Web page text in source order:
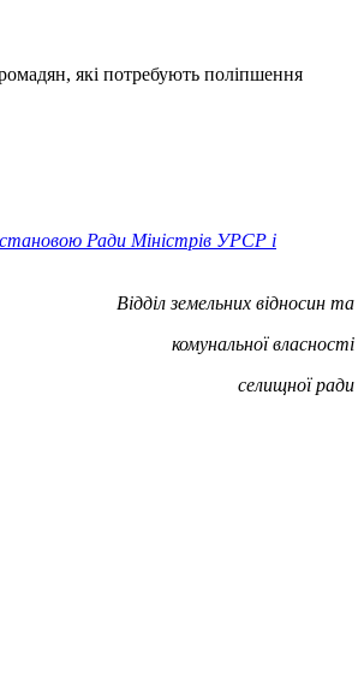
які потребують поліпшення
Ради Міністрів УРСР і
Відділ земельних відносин та
комунальноївласності
селищної ради